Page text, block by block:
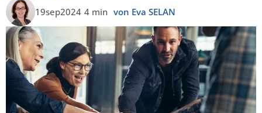
19sep2024 4 min von Eva SELAN